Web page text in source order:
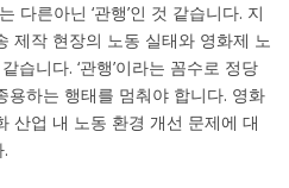
다른아닌 ‘관행’인 것 같습니다. 지
제작 현장의 노동 실태와 영화제 노
습니다. ‘관행’이라는 꼼수로 정당
용하는 행태를 멈춰야 합니다. 영화
산업 내 노동 환경 개선 문제에 대